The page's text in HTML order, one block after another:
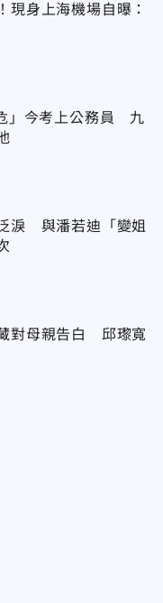
現身上海機場自曝：
」今考上公務員 九
淚 與潘若迪「變姐
對母親告白 邱瓈寬